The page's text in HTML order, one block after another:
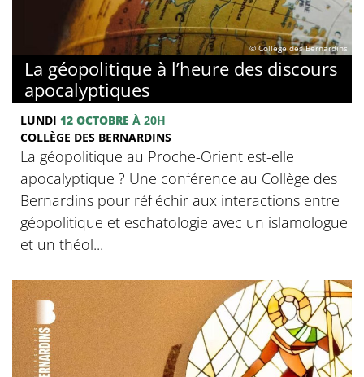
© Collège des Bernardins
La géopolitique à l’heure des discours
apocalyptiques
LUNDI 12 OCTOBRE À 20H
COLLÈGE DES BERNARDINS
La géopolitique au Proche-Orient est-elle
apocalyptique ? Une conférence au Collège des
Bernardins pour réfléchir aux interactions entre
géopolitique et eschatologie avec un islamologue
et un théol...